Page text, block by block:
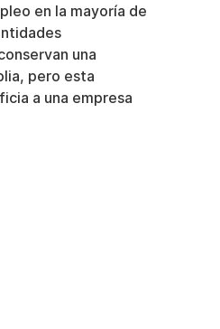
en la mayoría de
una
pero esta
a una empresa